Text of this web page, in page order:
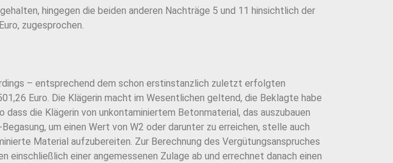
hingegen die beiden anderen Nachträge 5 und 11 hinsichtlich der
zugesprochen.
– entsprechend dem schon erstinstanzlich zuletzt erfolgten
Euro. Die Klägerin macht im Wesentlichen geltend, die Beklagte habe
die Klägerin von unkontaminiertem Betonmaterial, das auszubauen
um einen Wert von W2 oder darunter zu erreichen, stelle auch
Material aufzubereiten. Zur Berechnung des Vergütungsanspruches
einer angemessenen Zulage ab und errechnet danach einen